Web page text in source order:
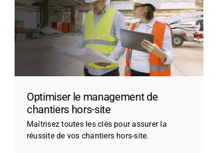
Optimiser le management de
chantiers hors-site
Maîtrisez toutes les clés pour assurer la
réussite de vos chantiers hors-site.